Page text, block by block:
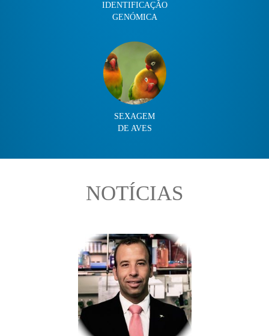
IDENTIFICAÇÃO
GENÓMICA
SEXAGEM
DE AVES
NOTÍCIAS